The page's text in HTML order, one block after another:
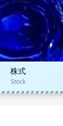
株式
Stock